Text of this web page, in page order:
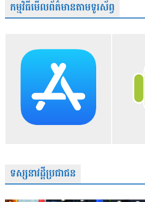
កម្មវិធីមើលព័ត៌មានតាមទូរស័ព្វ
ទស្សនាវដ្តីប្រជាជន